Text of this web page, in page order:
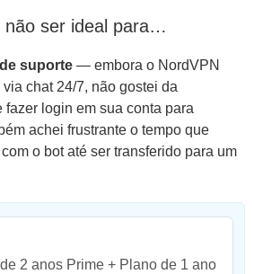
não ser ideal para…
suporte — embora o NordVPN
chat 24/7, não gostei da
fazer login em sua conta para
achei frustrante o tempo que
o bot até ser transferido para um
2 anos Prime + Plano de 1 ano